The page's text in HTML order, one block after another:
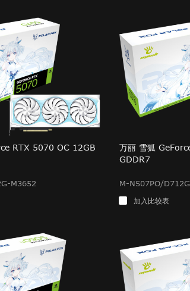
RTX 5070 OC 12GB
M3652
万丽 雪狐
GDDR7
M-N507PO/
加入比较表